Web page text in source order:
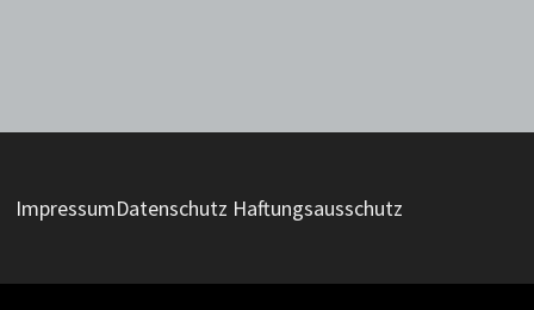
ImpressumDatenschutz Haftungsausschutz